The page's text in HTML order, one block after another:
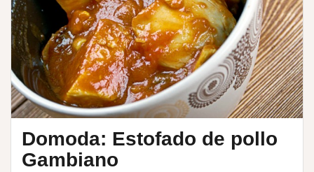
Domoda: Estofado de pollo
Gambiano